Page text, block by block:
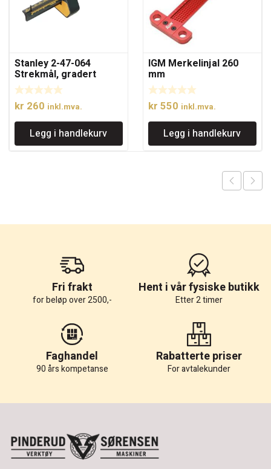
Stanley 2-47-064
Strekmål, gradert
215mm
kr 260 inkl.mva.
Legg i handlekurv
IGM Merkelinjal 260
mm
kr 550 inkl.mva.
Legg i handlekurv
Fri frakt
for beløp over 2500,-
Hent i vår fysiske butikk
Etter 2 timer
Faghandel
90 års kompetanse
Rabatterte priser
For avtalekunder